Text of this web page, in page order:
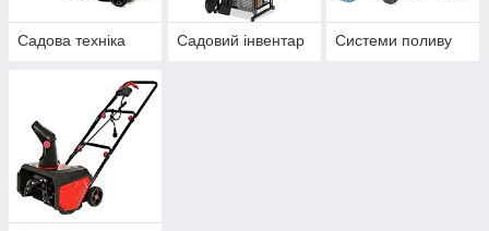
Садова техніка Садовий інвентар Системи поливу